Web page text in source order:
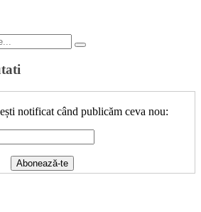
notificat când publicăm ceva nou: